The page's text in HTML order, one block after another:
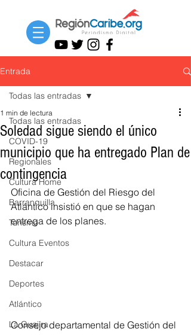
Entrada
Todas las entradas
COVID-19
Regionales
Cultura Home
Barranquilla
Turismo
Cultura Eventos
Destacar
Deportes
Atlántico
La Guajira
Todas las entradas
Soledad sigue siendo el único
municipio que ha entregado Plan de
contingencia
1 min de lectura
Oficina de Gestión del Riesgo del
Atlántico insistió en que se hagan
entrega de los planes.
Consejo departamental de Gestión del